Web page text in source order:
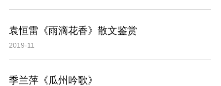
袁恒雷《雨滴花香》散文鉴赏
2019-11
季兰萍《瓜州吟歌》